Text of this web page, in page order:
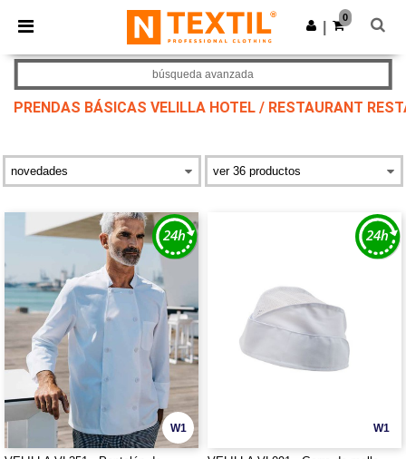
× App de Ntextil
¡Mejores precios en app!
Descargar app
0
PRENDAS BÁSICAS VELILLA HOTEL / RESTAURANT
búsqueda avanzada
W1 W1